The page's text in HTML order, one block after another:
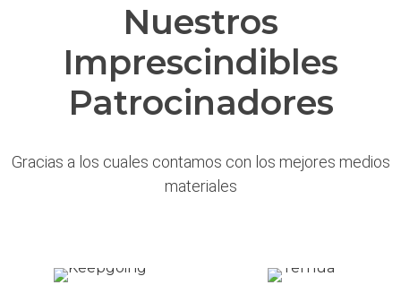
Nuestros
Imprescindibles
Patrocinadores
Gracias a los cuales contamos con los mejores medios
materiales